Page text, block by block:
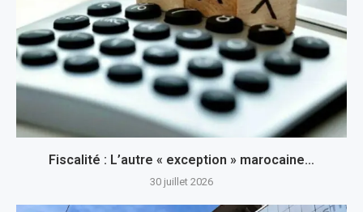
Fiscalité : L’autre « exception » marocaine…
30 juillet 2026